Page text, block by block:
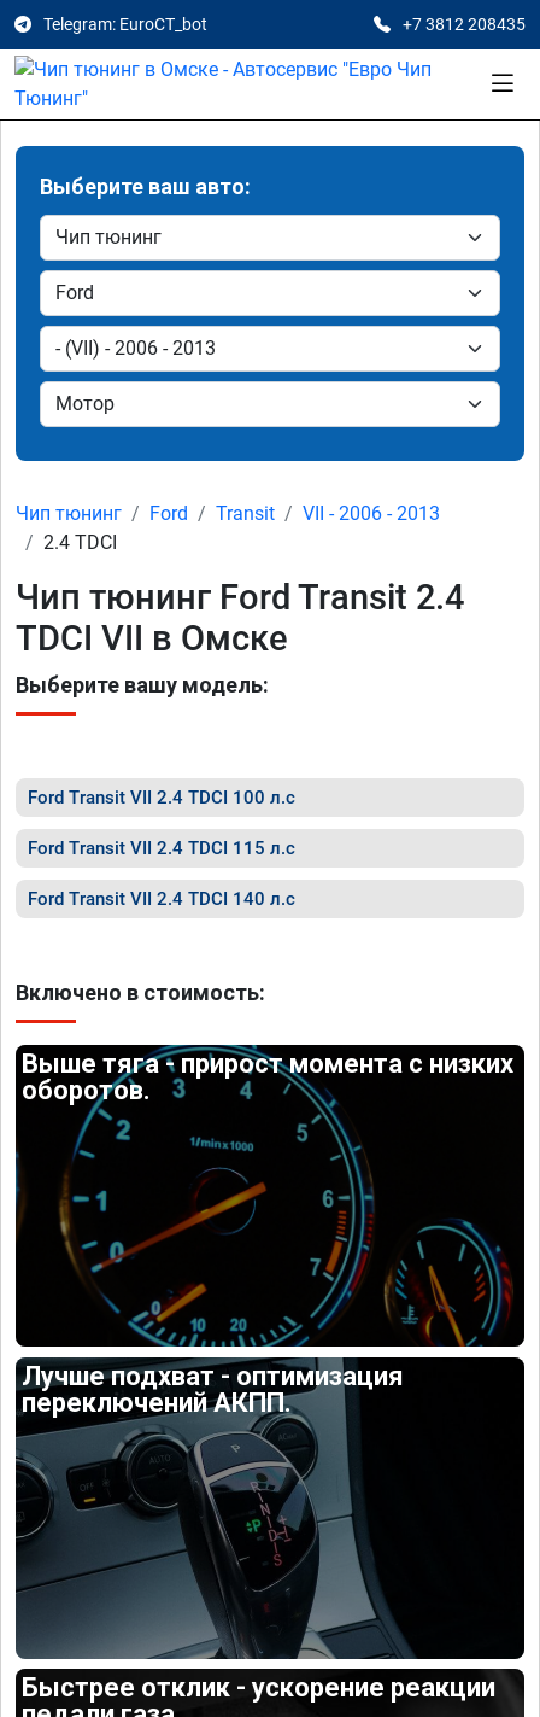
Telegram: EuroCT_bot +7 3812 208435
Выберите ваш авто:
Чип тюнинг Ford Transit
VII - 2006 - 2013
2.4 TDCI
Чип тюнинг Ford Transit 2.4
TDCI VII в Омске
Выберите вашу модель:
Ford Transit VII 2.4 TDCI 100 л.с
Ford Transit VII 2.4 TDCI 115 л.с
Ford Transit VII 2.4 TDCI 140 л.с
Включено в стоимость:
Выше тяга - прирост момента с низких
оборотов.
Лучше подхват - оптимизация
переключений АКПП.
Быстрее отклик - ускорение реакции